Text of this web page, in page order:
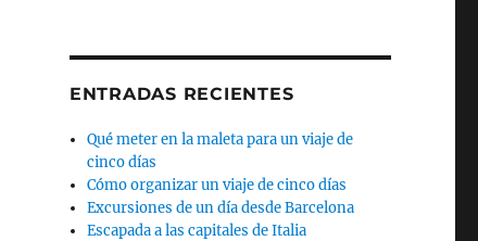
ENTRADAS RECIENTES
Qué meter en la maleta para un viaje de
cinco días
Cómo organizar un viaje de cinco días
Excursiones de un día desde Barcelona
Escapada a las capitales de Italia